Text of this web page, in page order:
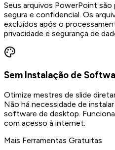
Seus arquivos PowerPoint
segura e confidencial. Os
excluídos após o
privacidade e segurança de
Sem Instalação de
Otimize mestres de slide
Não há necessidade de
software de desktop.
com acesso à internet.
Mais Ferramentas Gratuitas